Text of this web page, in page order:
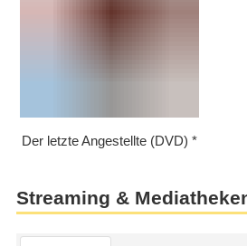
Der letzte Angestellte (DVD)
Streaming &